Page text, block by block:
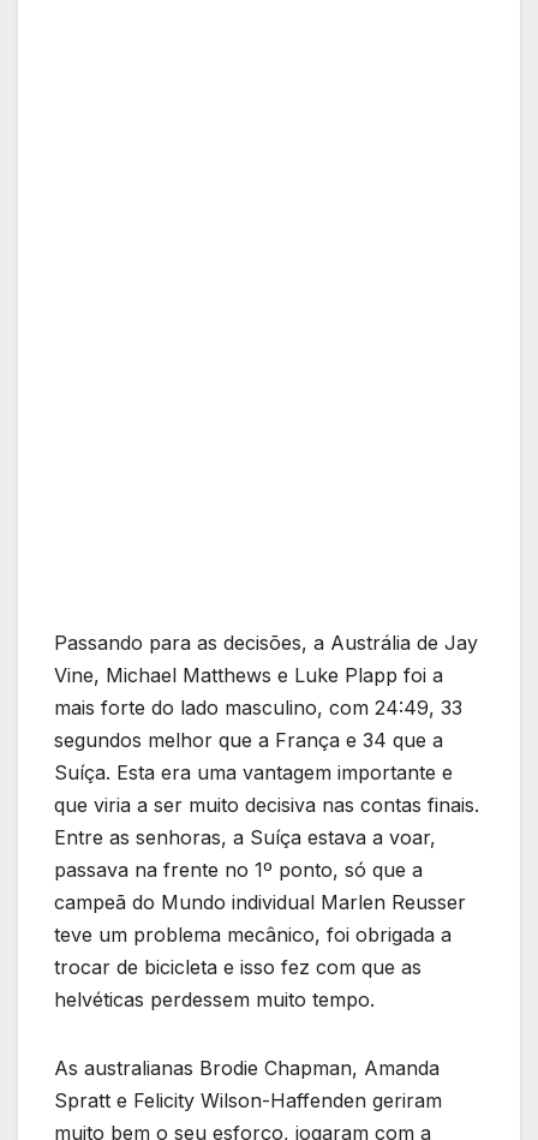
Passando para as decisões, a Austrália de Jay
Vine, Michael Matthews e Luke Plapp foi a
mais forte do lado masculino, com 24:49, 33
segundos melhor que a França e 34 que a
Suíça. Esta era uma vantagem importante e
que viria a ser muito decisiva nas contas finais.
Entre as senhoras, a Suíça estava a voar,
passava na frente no 1º ponto, só que a
campeã do Mundo individual Marlen Reusser
teve um problema mecânico, foi obrigada a
trocar de bicicleta e isso fez com que as
helvéticas perdessem muito tempo.
As australianas Brodie Chapman, Amanda
Spratt e Felicity Wilson-Haffenden geriram
muito bem o seu esforço, jogaram com a